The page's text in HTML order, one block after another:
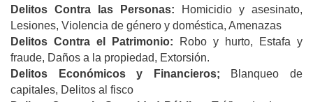
Delitos Contra las Personas: Homicidio y asesinato,
Lesiones, Violencia de género y doméstica, Amenazas
Delitos Contra el Patrimonio: Robo y hurto, Estafa y
fraude, Daños a la propiedad, Extorsión.
Delitos Económicos y Financieros; Blanqueo de
capitales, Delitos al fisco